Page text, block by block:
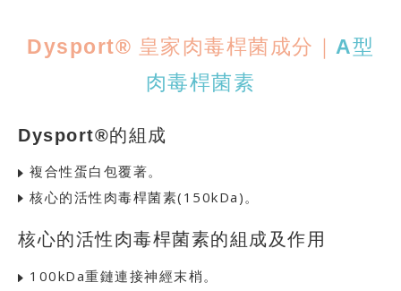
Dysport® 皇家肉毒桿菌成分｜ A型
肉毒桿菌素
Dysport®的組成
複合性蛋白包覆著。
核心的活性肉毒桿菌素(150kDa)。
核心的活性肉毒桿菌素的組成及作用
100kDa重鏈連接神經末梢。